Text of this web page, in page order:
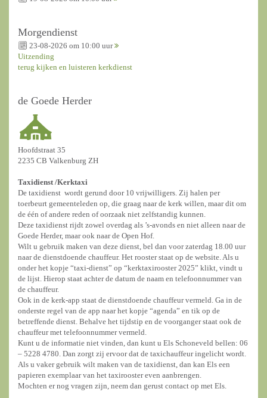
Morgendienst
23-08-2026 om 10:00 uur
Uitzending
terug kijken en luisteren kerkdienst
de Goede Herder
Hoofdstraat 35
2235 CB Valkenburg ZH
Taxidienst /Kerktaxi
De taxidienst wordt gerund door 10 vrijwilligers. Zij halen per
toerbeurt gemeenteleden op, die graag naar de kerk willen, maar dit om
de één of andere reden of oorzaak niet zelfstandig kunnen.
Deze taxidienst rijdt zowel overdag als ’s-avonds en niet alleen naar de
Goede Herder, maar ook naar de Open Hof.
Wilt u gebruik maken van deze dienst, bel dan voor zaterdag 18.00 uur
naar de dienstdoende chauffeur. Het rooster staat op de website. Als u
onder het kopje “taxi-dienst” op “kerktaxirooster 2025” klikt, vindt u
de lijst. Hierop staat achter de datum de naam en telefoonnummer van
de chauffeur.
Ook in de kerk-app staat de dienstdoende chauffeur vermeld. Ga in de
onderste regel van de app naar het kopje “agenda” en tik op de
betreffende dienst. Behalve het tijdstip en de voorganger staat ook de
chauffeur met telefoonnummer vermeld.
Kunt u de informatie niet vinden, dan kunt u Els Schoneveld bellen: 06
– 5228 4780. Dan zorgt zij ervoor dat de taxichauffeur ingelicht wordt.
Als u vaker gebruik wilt maken van de taxidienst, dan kan Els een
papieren exemplaar van het taxirooster even aanbrengen.
Mochten er nog vragen zijn, neem dan gerust contact op met Els.